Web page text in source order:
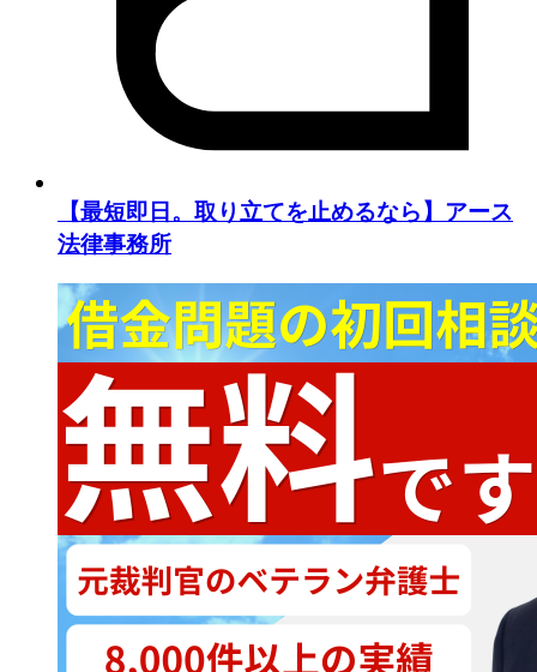
【最短即日。取り立てを止めるなら】アース
法律事務所